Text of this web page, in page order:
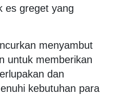
es greget yang
menyambut
untuk memberikan
dan
kebutuhan para